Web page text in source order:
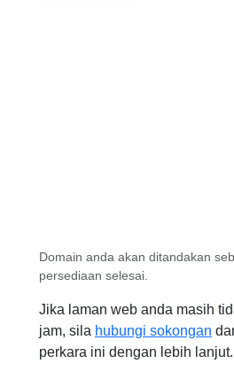
Domain anda akan ditandakan
persediaan selesai.
Jika laman web anda masih
jam, sila hubungi sokongan
perkara ini dengan lebih lanjut.